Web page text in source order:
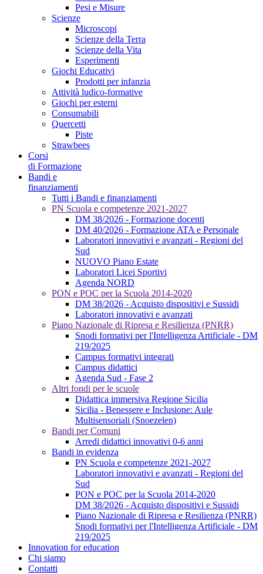
Pesi e Misure
Scienze
Microscopi
Scienze della Terra
Scienze della Vita
Esperimenti
Giochi Educativi
Prodotti per infanzia
Attività ludico-formative
Giochi per esterni
Consumabili
Quercetti
Piste
Strawbees
Corsi
di Formazione
Bandi e
finanziamenti
Tutti i Bandi e finanziamenti
PN Scuola e competenze 2021-2027
DM 38/2026 - Formazione docenti
DM 40/2026 - Formazione ATA e Personale
Laboratori innovativi e avanzati - Regioni del
Sud
NUOVO Piano Estate
Laboratori Licei Sportivi
Agenda NORD
PON e POC per la Scuola 2014-2020
DM 38/2026 - Acquisto dispositivi e Sussidi
Laboratori innovativi e avanzati
Piano Nazionale di Ripresa e Resilienza (PNRR)
Snodi formativi per l'Intelligenza Artificiale - DM
219/2025
Campus formativi integrati
Campus didattici
Agenda Sud - Fase 2
Altri fondi per le scuole
Didattica immersiva Regione Sicilia
Sicilia - Benessere e Inclusione: Aule
Multisensoriali (Snoezelen)
Bandi per Comuni
Arredi didattici innovativi 0-6 anni
Bandi in evidenza
PN Scuola e competenze 2021-2027
Laboratori innovativi e avanzati - Regioni del
Sud
PON e POC per la Scuola 2014-2020
DM 38/2026 - Acquisto dispositivi e Sussidi
Piano Nazionale di Ripresa e Resilienza (PNRR)
Snodi formativi per l'Intelligenza Artificiale - DM
219/2025
Innovation for education
Chi siamo
Contatti